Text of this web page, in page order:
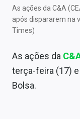
Renda Fixa
Mercados
Economia
As ações da C&A
após dispararem na
Times)
As ações da
terça-feira (17)
Bolsa.